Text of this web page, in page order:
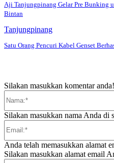
Aji Tanjungpinang Gelar Pre Bunking
Bintan
Tanjungpinang
Satu Orang Pencuri Kabel Genset
Silakan masukkan komentar anda!
Silakan masukkan nama Anda di
Anda telah memasukkan alamat
Silakan masukkan alamat email